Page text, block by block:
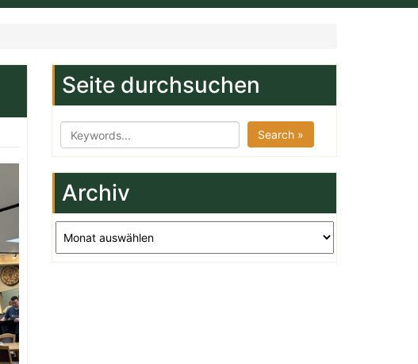
Seite durchsuchen
Search »
Archiv